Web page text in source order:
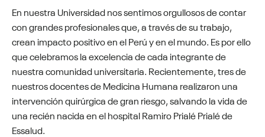
En nuestra Universidad nos sentimos orgullosos de contar
con grandes profesionales que, a través de su trabajo,
crean impacto positivo en el Perú y en el mundo. Es por ello
que celebramos la excelencia de cada integrante de
nuestra comunidad universitaria. Recientemente, tres de
nuestros docentes de Medicina Humana realizaron una
intervención quirúrgica de gran riesgo, salvando la vida de
una recién nacida en el hospital Ramiro Prialé Prialé de
Essalud.